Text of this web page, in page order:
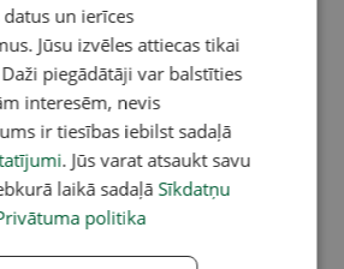
un ierīces
Jūsu izvēles attiecas tikai
piegādātāji var balstīties
interesēm, nevis
ir tiesības iebilst sadaļā
. Jūs varat atsaukt savu
laikā sadaļā Sīkdatņu
politika